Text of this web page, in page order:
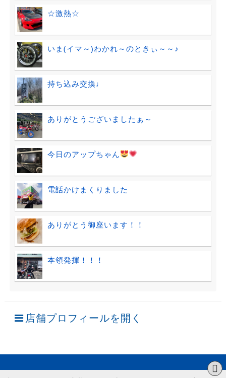
☆激熱☆
いま(イマ～)わかれ～のときぃ～～♪
持ち込み交換♩
ありがとうございましたぁ～
今日のアップちゃん
電話かけまくりました
ありがとう御座います！！
本領発揮！！！
店舗プロフィールを開く